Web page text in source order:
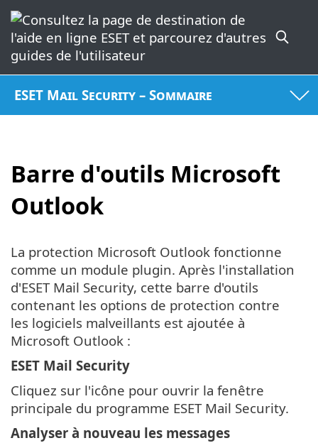
ESET Mail Security – Sommaire
Barre d'outils Microsoft
Outlook
La protection Microsoft Outlook fonctionne
comme un module plugin. Après l'installation
d'ESET Mail Security, cette barre d'outils
contenant les options de protection contre
les logiciels malveillants est ajoutée à
Microsoft Outlook :
ESET Mail Security
Cliquez sur l'icône pour ouvrir la fenêtre
principale du programme ESET Mail Security.
Analyser à nouveau les messages